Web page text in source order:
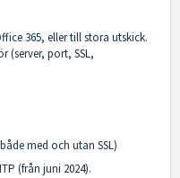
365, eller till stora utskick.
(server, port, SSL,
med och utan SSL)
(från juni 2024).